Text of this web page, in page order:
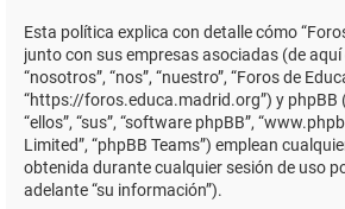
Esta política explica con detalle cómo
junto con sus empresas asociadas (de
“nosotros”, “nos”, “nuestro”, “Foros de
“https://foros.educa.madrid.org”) y phpBB
“ellos”, “sus”, “software phpBB”,
Limited”, “phpBB Teams”) emplean
obtenida durante cualquier sesión de uso
adelante “su información”).